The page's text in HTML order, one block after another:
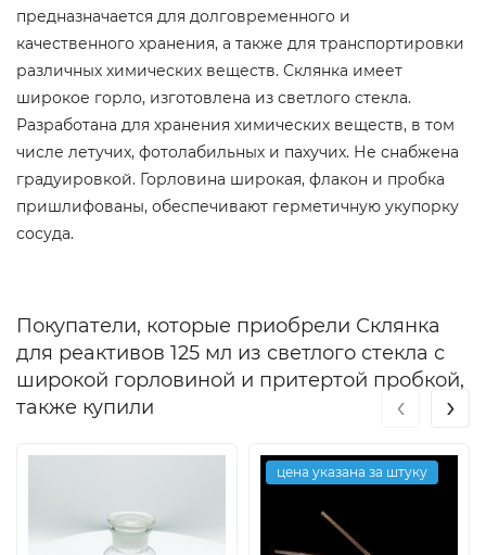
предназначается для долговременного и
качественного хранения, а также для транспортировки
различных химических веществ. Склянка имеет
широкое горло, изготовлена из светлого стекла.
Разработана для хранения химических веществ, в том
числе летучих, фотолабильных и пахучих. Не снабжена
градуировкой. Горловина широкая, флакон и пробка
пришлифованы, обеспечивают герметичную укупорку
сосуда.
Покупатели, которые приобрели Склянка
для реактивов 125 мл из светлого стекла с
широкой горловиной и притертой пробкой,
также купили
цена указана за штуку
‹ ›